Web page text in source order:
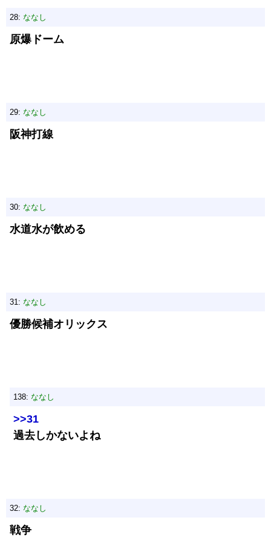
28: ななし
原爆ドーム
29: ななし
阪神打線
30: ななし
水道水が飲める
31: ななし
優勝候補オリックス
138: ななし
>>31
過去しかないよね
32: ななし
戦争